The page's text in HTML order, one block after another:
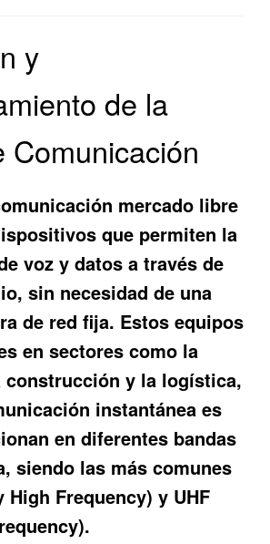
y
de la
Comunicación
mercado libre
que permiten la
voz y datos a través de
sin necesidad de una
de red fija. Estos equipos
en sectores como la
construcción y la logística,
instantánea es
en diferentes bandas
siendo las más comunes
High Frequency) y UHF